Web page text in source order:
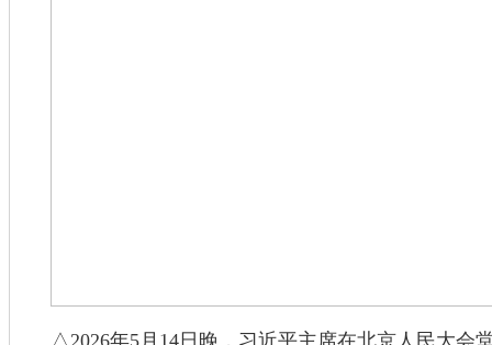
△2026年5月14日晚，习近平主席在北京人民大会